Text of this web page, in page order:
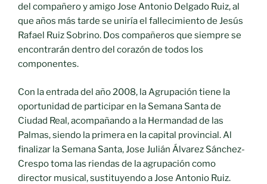
del compañero y amigo Jose Antonio Delgado Ruiz, al
que años más tarde se uniría el fallecimiento de Jesús
Rafael Ruiz Sobrino. Dos compañeros que siempre se
encontrarán dentro del corazón de todos los
componentes.
Con la entrada del año 2008, la Agrupación tiene la
oportunidad de participar en la Semana Santa de
Ciudad Real, acompañando a la Hermandad de las
Palmas, siendo la primera en la capital provincial. Al
finalizar la Semana Santa, Jose Julián Álvarez Sánchez-
Crespo toma las riendas de la agrupación como
director musical, sustituyendo a Jose Antonio Ruiz.